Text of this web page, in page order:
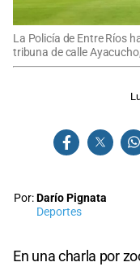
La Policía de Entre Ríos
tribuna de calle
Por:Darío Pignata
Deportes
En una charla por